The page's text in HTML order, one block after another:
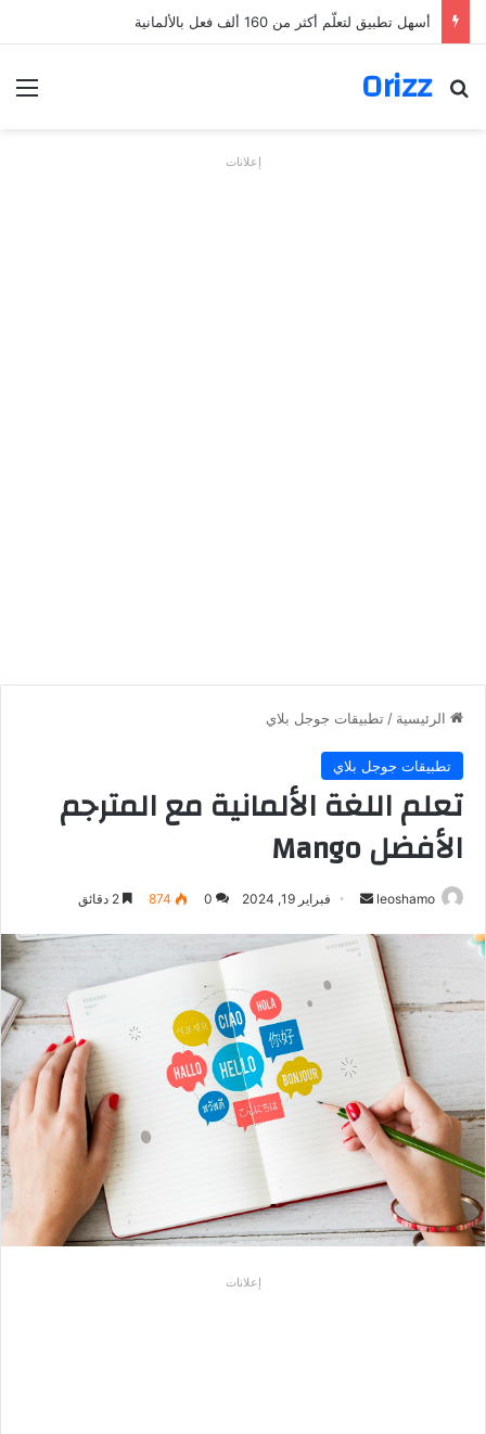
أسهل تطبيق لتعلّم أكثر من 160 ألف فعل بالألمانية
Orizz
بحث عن
إعلانات
الرئيسية / تطبيقات جوجل بلاي
تطبيقات جوجل بلاي
تعلم اللغة الألمانية مع المترجم
الأفضل Mango
leoshamo
أرسل
إلكترونيا
فبراير 19, 2024 0
874
إعلانات